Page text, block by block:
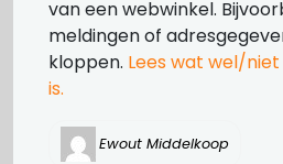
van een webwinkel.
meldingen of
kloppen. Lees wat wel/
is.
Ewout Middelkoop